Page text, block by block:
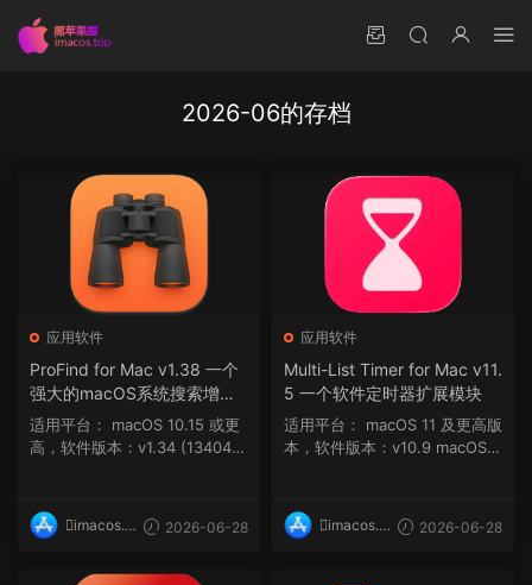
2026-06的存档
应用软件
ProFind for Mac v1.38 一个
强大的macOS系统搜索增强
工具
适用平台： macOS 10.15 或更
高，软件版本：v1.34 (13404)
imacos.t
2026-06-28
应用软件
Multi-List Timer for Mac v11.
5 一个软件定时器扩展模块
适用平台： macOS 11 及更高版
本，软件版本：v10.9 macOS 1
imacos.t
2026-06-28